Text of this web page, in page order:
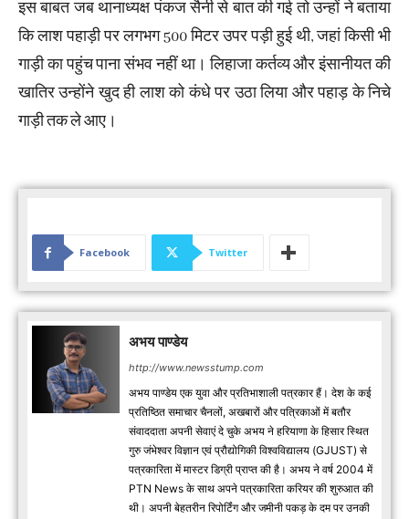
इस बाबत जब थानाध्यक्ष पंकज सैनी से बात की गई तो उन्हों ने बताया
कि लाश पहाड़ी पर लगभग 500 मिटर उपर पड़ी हुई थी, जहां किसी भी
गाड़ी का पहुंच पाना संभव नहीं था। लिहाजा कर्तव्य और इंसानीयत की
खातिर उन्होंने खुद ही लाश को कंधे पर उठा लिया और पहाड़ के निचे
गाड़ी तक ले आए।
Facebook Twitter
अभय पाण्डेय
http://www.newsstump.com
अभय पाण्डेय एक युवा और प्रतिभाशाली पत्रकार हैं। देश के कई
प्रतिष्ठित समाचार चैनलों, अखबारों और पत्रिकाओं में बतौर
संवाददाता अपनी सेवाएं दे चुके अभय ने हरियाणा के हिसार स्थित
गुरु जंभेश्वर विज्ञान एवं प्रौद्योगिकी विश्वविद्यालय (GJUST) से
पत्रकारिता में मास्टर डिग्री प्राप्त की है। अभय ने वर्ष 2004 में
PTN News के साथ अपने पत्रकारिता करियर की शुरुआत की
थी। अपनी बेहतरीन रिपोर्टिंग और जमीनी पकड़ के दम पर उनकी